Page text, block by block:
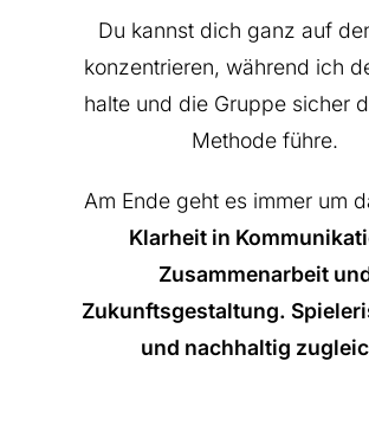
Du kannst dich ganz auf
konzentrieren, während ich
halte und die Gruppe sicher
Methode führe.
Am Ende geht es immer um
Klarheit in
Zusammenarbeit
Zukunftsgestaltung.
und nachhaltig